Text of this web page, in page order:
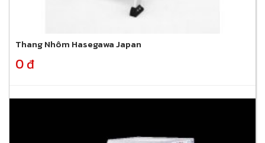
Thang Nhôm Hasegawa Japan
0 đ